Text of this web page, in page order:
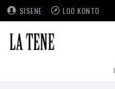
SISENE LOO KONTO